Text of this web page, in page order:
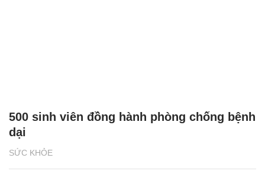
SỨC KHỎE
500 sinh viên đồng hành phòng chống bệnh
dại